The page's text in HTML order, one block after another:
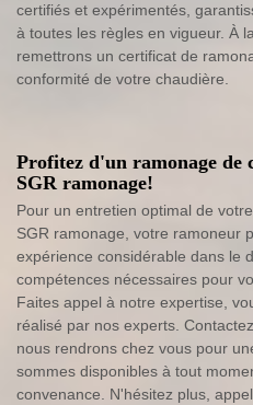
certifiés et expérimentés,
à toutes les règles en vigueur. À
remettrons un certificat de
conformité de votre chaudière.
Profitez d'un ramonage de
SGR ramonage!
Pour un entretien optimal de
SGR ramonage, votre ramoneur
expérience considérable dans le
compétences nécessaires pour
Faites appel à notre expertise,
réalisé par nos experts.
nous rendrons chez vous pour
sommes disponibles à tout
convenance. N'hésitez plus,